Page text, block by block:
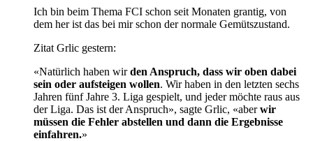
Ich bin beim Thema FCI schon seit Monaten grantig, von
dem her ist das bei mir schon der normale Gemütszustand.
Zitat Grlic gestern:
«Natürlich haben wirden Anspruch, dass wir oben dabei
sein oder aufsteigen wollen. Wir haben in den letzten sechs
Jahren fünf Jahre 3. Liga gespielt, und jeder möchte raus aus
der Liga. Das ist der Anspruch», sagte Grlic, «aberwir
müssen die Fehler abstellen und dann die Ergebnisse
einfahren.»